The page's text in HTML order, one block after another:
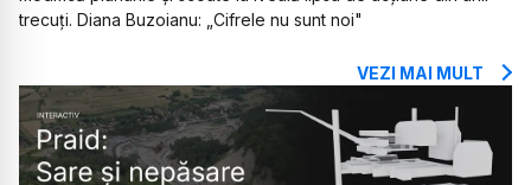
trecuți. Diana Buzoianu: „Cifrele nu sunt noi"
VEZI MAI MULT